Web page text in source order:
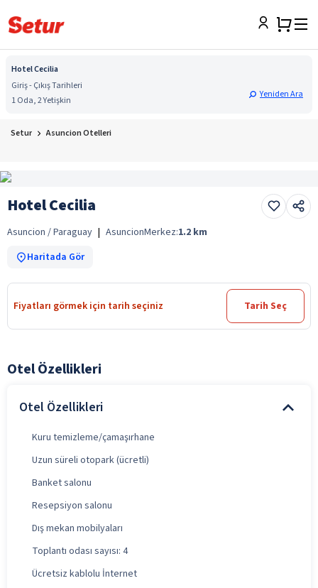
Hotel Cecilia
Giriş - Çıkış Tarihleri
1 Oda, 2 Yetişkin
Yeniden Ara
Setur Asuncion Otelleri
Hotel Cecilia
Asuncion / Paraguay | AsuncionMerkez:1.2 km
Haritada Gör
Fiyatları görmek için tarih seçiniz Tarih Seç
Otel Özellikleri
Otel Özellikleri
Kuru temizleme/çamaşırhane
Uzun süreli otopark (ücretli)
Banket salonu
Resepsiyon salonu
Dış mekan mobilyaları
Toplantı odası sayısı: 4
Ücretsiz kablolu İnternet